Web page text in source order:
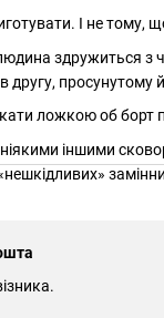
І не тому,
здружиться з
просунутому
ложкою об борт
іншими